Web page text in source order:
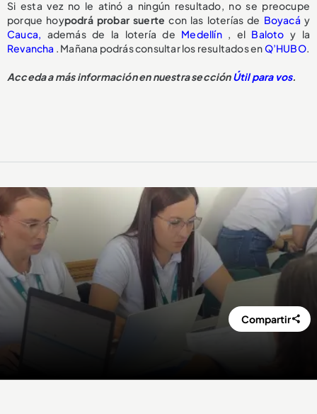
Si esta vez no le atinó a ningún resultado, no se preocupe
porque hoypodrá probar suerte con las loterías de Boyacá y
Cauca, además de la lotería de Medellín, el Baloto y la
Revancha . Mañana podrás consultar los resultados enQ’HUBO.
Acceda a más información en nuestra secciónÚtil para vos.
Compartir